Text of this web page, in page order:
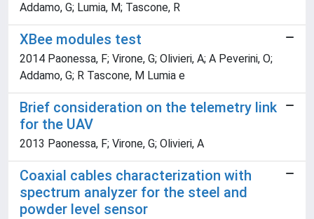
Addamo, G; Lumia, M; Tascone, R
XBee modules test
2014 Paonessa, F; Virone, G; Olivieri, A; A Peverini, O;
Addamo, G; R Tascone, M Lumia e
Brief consideration on the telemetry link
for the UAV
2013 Paonessa, F; Virone, G; Olivieri, A
Coaxial cables characterization with
spectrum analyzer for the steel and
powder level sensor